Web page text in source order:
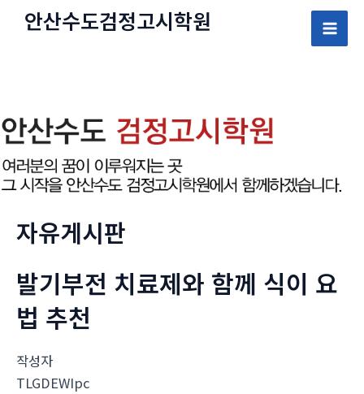
너
뛰
기
안산수도검정고시학원
Main
자유게시판
발기부전 치료제와 함께 식이 요
법 추천
작성자
TLGDEWIpc